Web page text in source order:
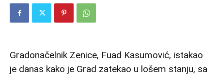
Gradonačelnik Zenice, Fuad Kasumović, istakao
je danas kako je Grad zatekao u lošem stanju, sa